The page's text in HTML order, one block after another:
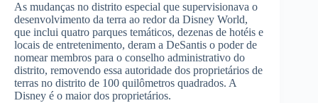
As mudanças no distrito especial que supervisionava o
desenvolvimento da terra ao redor da Disney World,
que inclui quatro parques temáticos, dezenas de hotéis e
locais de entretenimento, deram a DeSantis o poder de
nomear membros para o conselho administrativo do
distrito, removendo essa autoridade dos proprietários de
terras no distrito de 100 quilômetros quadrados. A
Disney é o maior dos proprietários.